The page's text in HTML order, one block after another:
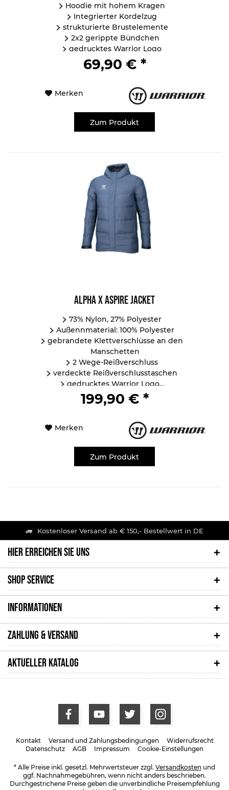
Hoodie mit hohem Kragen
Integrierter Kordelzug
strukturierte Brustelemente
2x2 gerippte Bündchen
gedrucktes Warrior Logo
...
69,90 € *
Merken
Zum Produkt
Alpha X Aspire Jacket
73% Nylon, 27% Polyester
Außennmaterial: 100% Polyester
gebrandete Klettverschlüsse an den
Manschetten
2 Wege-Reißverschluss
verdeckte Reißverschlusstaschen
gedrucktes Warrior Logo...
199,90 € *
Merken
Zum Produkt
Kostenloser Versand ab € 150,- Bestellwert in DE
HIER ERREICHEN SIE UNS
SHOP SERVICE
INFORMATIONEN
ZAHLUNG & VERSAND
AKTUELLER KATALOG
Kontakt Versand und Zahlungsbedingungen
Widerrufsrecht
Datenschutz
AGB Impressum Cookie-Einstellungen
* Alle Preise inkl. gesetzl. Mehrwertsteuer zzgl. Versandkosten und
ggf. Nachnahmegebühren, wenn nicht anders beschrieben.
Durchgestrichene Preise geben die unverbindliche Preisempfehlung